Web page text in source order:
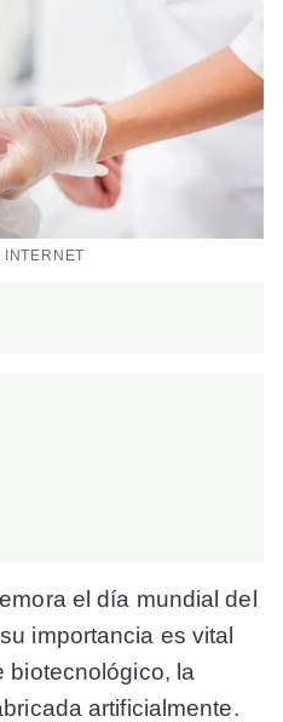
el día mundial del
importancia es vital
biotecnológico, la
artificialmente.